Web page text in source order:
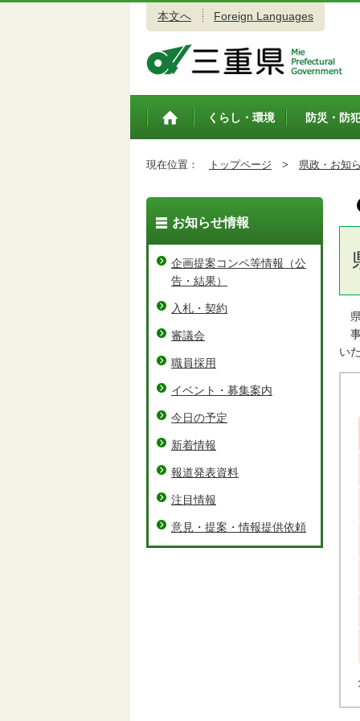
本文へ Foreign Languages
トップペ
くらし・環境 防災・防
現在位置： トップページ > 県政・お知
県
事
い
お知らせ情報
企画提案コンペ等情報（公
告・結果）
入札・契約
審議会
職員採用
イベント・募集案内
今日の予定
新着情報
報道発表資料
注目情報
意見・提案・情報提供依頼